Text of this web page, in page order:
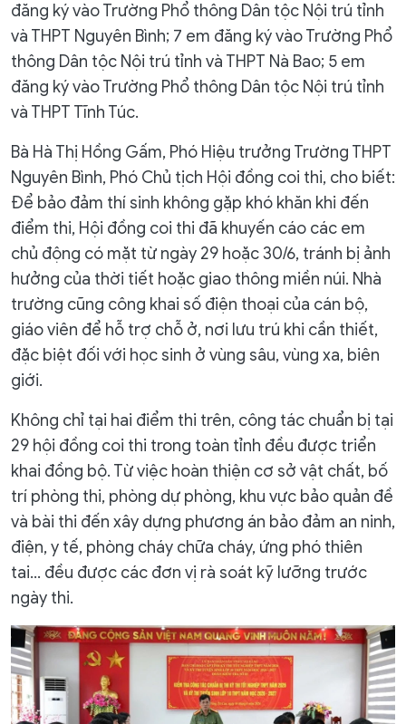
đăng ký vào Trường Phổ thông Dân tộc Nội trú tỉnh
và THPT Nguyên Bình; 7 em đăng ký vào Trường Phổ
thông Dân tộc Nội trú tỉnh và THPT Nà Bao; 5 em
đăng ký vào Trường Phổ thông Dân tộc Nội trú tỉnh
và THPT Tĩnh Túc.
Bà Hà Thị Hồng Gấm, Phó Hiệu trưởng Trường THPT
Nguyên Bình, Phó Chủ tịch Hội đồng coi thi, cho biết:
Để bảo đảm thí sinh không gặp khó khăn khi đến
điểm thi, Hội đồng coi thi đã khuyến cáo các em
chủ động có mặt từ ngày 29 hoặc 30/6, tránh bị ảnh
hưởng của thời tiết hoặc giao thông miền núi. Nhà
trường cũng công khai số điện thoại của cán bộ,
giáo viên để hỗ trợ chỗ ở, nơi lưu trú khi cần thiết,
đặc biệt đối với học sinh ở vùng sâu, vùng xa, biên
giới.
Không chỉ tại hai điểm thi trên, công tác chuẩn bị tại
29 hội đồng coi thi trong toàn tỉnh đều được triển
khai đồng bộ. Từ việc hoàn thiện cơ sở vật chất, bố
trí phòng thi, phòng dự phòng, khu vực bảo quản đề
và bài thi đến xây dựng phương án bảo đảm an ninh,
điện, y tế, phòng cháy chữa cháy, ứng phó thiên
tai... đều được các đơn vị rà soát kỹ lưỡng trước
ngày thi.